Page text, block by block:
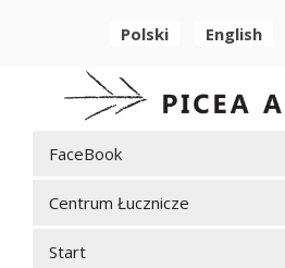
Polski English
FaceBook
Centrum Łucznicze
Start